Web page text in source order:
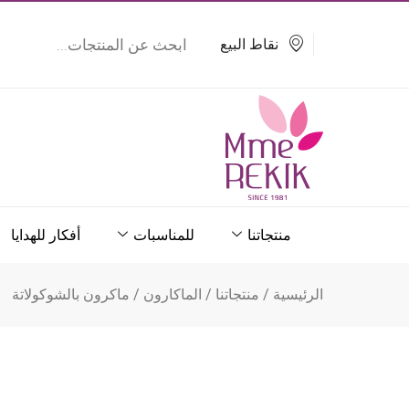
نقاط البيع
منتجاتنا للمناسبات أفكار للهدايا
الرئيسية / منتجاتنا / الماكارون / ماكرون بالشوكولاتة